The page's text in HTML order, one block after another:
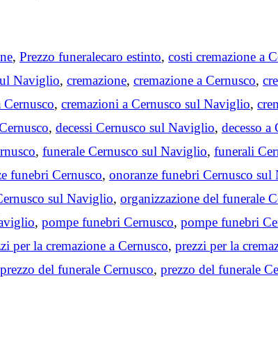
, Prezzo funeralecaro estinto, costi cremazione a
Naviglio, cremazione, cremazione a Cernusco,
Cernusco, cremazioni a Cernusco sul Naviglio,
, decessi Cernusco sul Naviglio, decesso a
, funerale Cernusco sul Naviglio, funerali
funebri Cernusco, onoranze funebri Cernusco sul
sul Naviglio, organizzazione del funerale
, pompe funebri Cernusco, pompe funebri
per la cremazione a Cernusco, prezzi per la
prezzo del funerale Cernusco, prezzo del funerale